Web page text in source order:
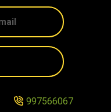
997566067